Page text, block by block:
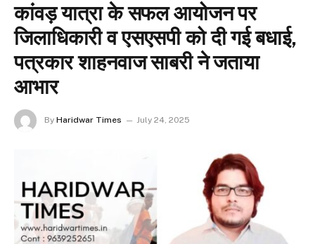
कांवड़ यात्रा के सफल आयोजन पर
जिलाधिकारी व एसएसपी को दी गई बधाई,
पत्रकार शाहनवाज साबरी ने जताया
आभार
By Haridwar Times July 24, 2025